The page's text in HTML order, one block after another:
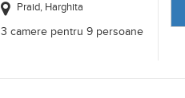
Praid, Harghita
3 camere pentru 9 persoane